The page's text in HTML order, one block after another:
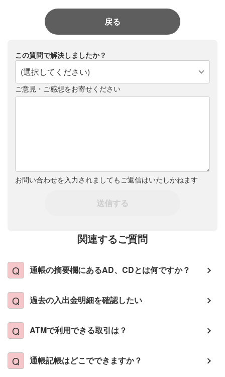
戻る
この質問で解決しましたか？
(選択してください)
ご意見・ご感想をお寄せください
お問い合わせを入力されましてもご返信はいたしかねます
送信する
関連するご質問
通帳の摘要欄にあるAD、CDとは何ですか？
過去の入出金明細を確認したい
ATMで利用できる取引は？
通帳記帳はどこでできますか？